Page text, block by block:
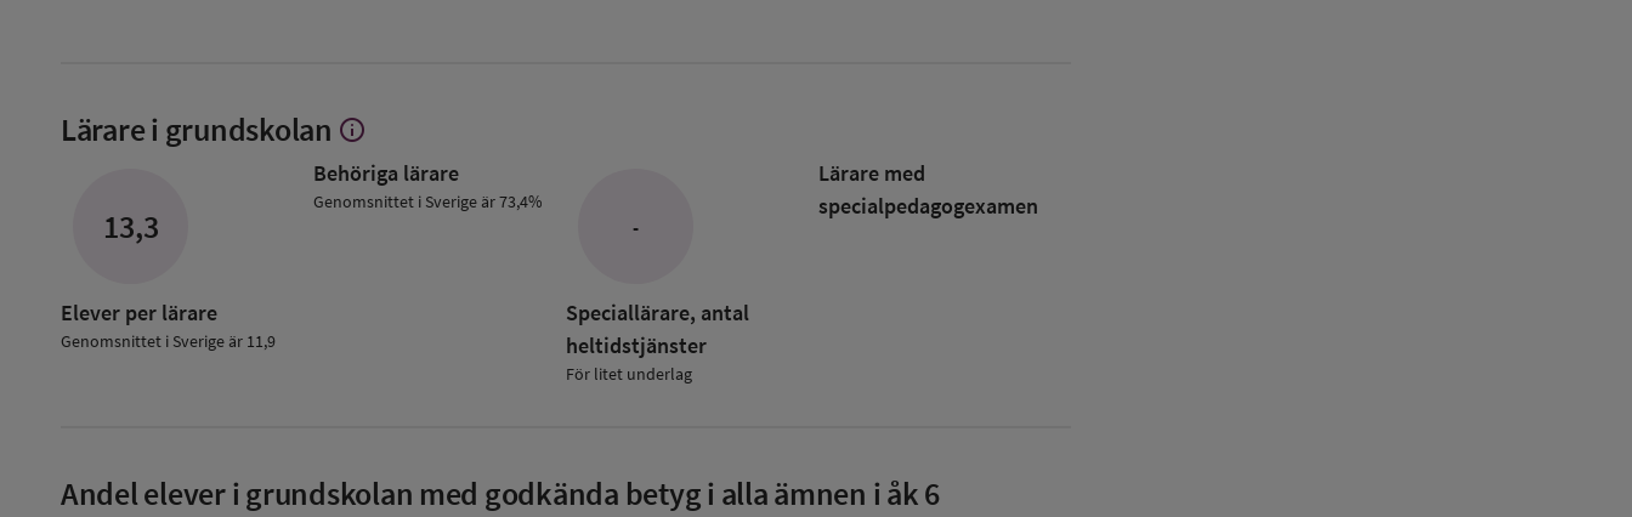
Lärare i grundskolan Visa
om
Lärare
info
13,3
Elever per lärare
Genomsnittet i Sverige är 11,9
Behöriga lärare
Genomsnittet i Sverige är 73,4%
-
Speciallärare, antal
heltidstjänster
För litet underlag
Lärare med
specialpedagog­examen
Andel elever i grundskolan med godkända betyg i alla ämnen i åk 6